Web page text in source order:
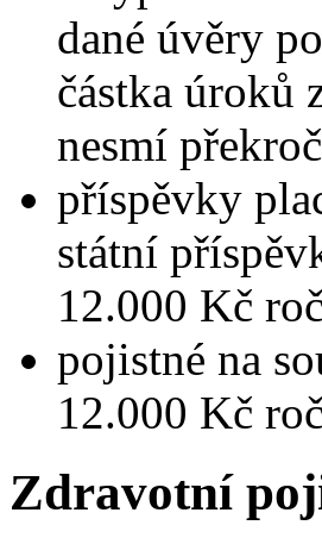
dané úvěry
částka úroků
nesmí
příspěvky
státní
12.000 Kč
pojistné na
12.000 Kč
Zdravotní